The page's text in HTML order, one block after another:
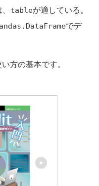
tableが適している。
でデ
方の基本です。